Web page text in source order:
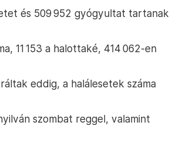
és 509 952 gyógyultat tartanak
11 153 a halottaké, 414 062-en
eddig, a halálesetek száma
szombat reggel, valamint